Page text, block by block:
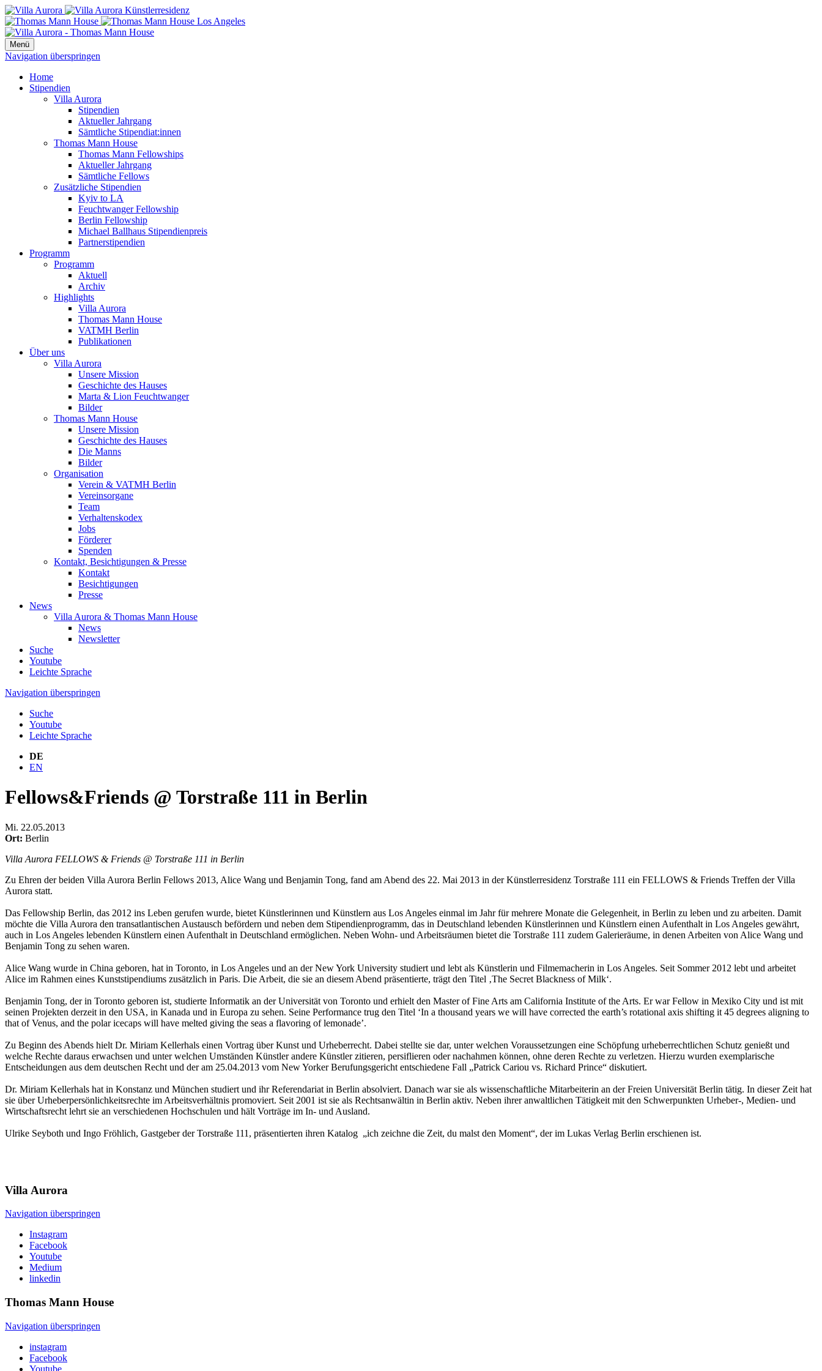
Menü
Navigation überspringen
Home
Stipendien
Villa Aurora
Stipendien
Aktueller Jahrgang
Sämtliche Stipendiat:innen
Thomas Mann House
Thomas Mann Fellowships
Aktueller Jahrgang
Sämtliche Fellows
Zusätzliche Stipendien
Kyiv to LA
Feuchtwanger Fellowship
Berlin Fellowship
Michael Ballhaus Stipendienpreis
Partnerstipendien
Programm
Programm
Aktuell
Archiv
Highlights
Villa Aurora
Thomas Mann House
VATMH Berlin
Publikationen
Über uns
Villa Aurora
Unsere Mission
Geschichte des Hauses
Marta & Lion Feuchtwanger
Bilder
Thomas Mann House
Unsere Mission
Geschichte des Hauses
Die Manns
Bilder
Organisation
Verein & VATMH Berlin
Vereinsorgane
Team
Verhaltenskodex
Jobs
Förderer
Spenden
Kontakt, Besichtigungen & Presse
Kontakt
Besichtigungen
Presse
News
Villa Aurora & Thomas Mann House
News
Newsletter
Suche
Youtube
Leichte Sprache
Navigation überspringen
Suche
Youtube
Leichte Sprache
DE
EN
Fellows&Friends @ Torstraße 111 in Berlin
Mi. 22.05.2013
Ort: Berlin
Villa Aurora FELLOWS & Friends @ Torstraße 111 in Berlin
Zu Ehren der beiden Villa Aurora Berlin Fellows 2013, Alice Wang und Benjamin Tong, fand am Abend des 22. Mai 2013 in der Künstlerresidenz Torstraße 111 ein FELLOWS & Friends Treffen der Villa
Aurora statt.
Das Fellowship Berlin, das 2012 ins Leben gerufen wurde, bietet Künstlerinnen und Künstlern aus Los Angeles einmal im Jahr für mehrere Monate die Gelegenheit, in Berlin zu leben und zu arbeiten. Damit
möchte die Villa Aurora den transatlantischen Austausch befördern und neben dem Stipendienprogramm, das in Deutschland lebenden Künstlerinnen und Künstlern einen Aufenthalt in Los Angeles gewährt,
auch in Los Angeles lebenden Künstlern einen Aufenthalt in Deutschland ermöglichen. Neben Wohn- und Arbeitsräumen bietet die Torstraße 111 zudem Galerieräume, in denen Arbeiten von Alice Wang und
Benjamin Tong zu sehen waren.
Alice Wang wurde in China geboren, hat in Toronto, in Los Angeles und an der New York University studiert und lebt als Künstlerin und Filmemacherin in Los Angeles. Seit Sommer 2012 lebt und arbeitet
Alice im Rahmen eines Kunststipendiums zusätzlich in Paris. Die Arbeit, die sie an diesem Abend präsentierte, trägt den Titel ‚The Secret Blackness of Milk‘.
Benjamin Tong, der in Toronto geboren ist, studierte Informatik an der Universität von Toronto und erhielt den Master of Fine Arts am California Institute of the Arts. Er war Fellow in Mexiko City und ist mit
seinen Projekten derzeit in den USA, in Kanada und in Europa zu sehen. Seine Performance trug den Titel ‘In a thousand years we will have corrected the earth’s rotational axis shifting it 45 degrees aligning to
that of Venus, and the polar icecaps will have melted giving the seas a flavoring of lemonade’.
Zu Beginn des Abends hielt Dr. Miriam Kellerhals einen Vortrag über Kunst und Urheberrecht. Dabei stellte sie dar, unter welchen Voraussetzungen eine Schöpfung urheberrechtlichen Schutz genießt und
welche Rechte daraus erwachsen und unter welchen Umständen Künstler andere Künstler zitieren, persiflieren oder nachahmen können, ohne deren Rechte zu verletzen. Hierzu wurden exemplarische
Entscheidungen aus dem deutschen Recht und der am 25.04.2013 vom New Yorker Berufungsgericht entschiedene Fall „Patrick Cariou vs. Richard Prince“ diskutiert.
Dr. Miriam Kellerhals hat in Konstanz und München studiert und ihr Referendariat in Berlin absolviert. Danach war sie als wissenschaftliche Mitarbeiterin an der Freien Universität Berlin tätig. In dieser Zeit hat
sie über Urheberpersönlichkeitsrechte im Arbeitsverhältnis promoviert. Seit 2001 ist sie als Rechtsanwältin in Berlin aktiv. Neben ihrer anwaltlichen Tätigkeit mit den Schwerpunkten Urheber-, Medien- und
Wirtschaftsrecht lehrt sie an verschiedenen Hochschulen und hält Vorträge im In- und Ausland.
Ulrike Seyboth und Ingo Fröhlich, Gastgeber der Torstraße 111, präsentierten ihren Katalog „ich zeichne die Zeit, du malst den Moment“, der im Lukas Verlag Berlin erschienen ist.
Villa Aurora
Navigation überspringen
Instagram
Facebook
Youtube
Medium
linkedin
Thomas Mann House
Navigation überspringen
instagram
Facebook
Youtube